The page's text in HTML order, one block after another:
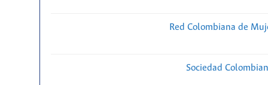
Red Colombiana de
Sociedad